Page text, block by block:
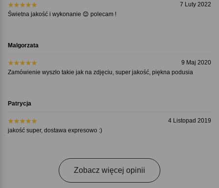
7 Luty 2022
Świetna jakość i wykonanie 😊 polecam !
Malgorzata
9 Maj 2020
Zamówienie wyszło takie jak na zdjęciu, super jakość, piękna podusia
Patrycja
4 Listopad 2019
jakość super, dostawa expresowo :)
Zobacz więcej opinii